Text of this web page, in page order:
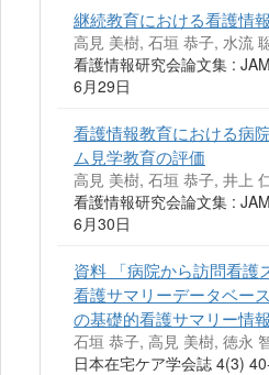
継続教育における看護情
高見 美樹, 石垣 恭子, 水流
看護情報研究会論文集 :
6月29日
看護情報教育における病
ム見学教育の評価
高見 美樹, 石垣 恭子, 井上
看護情報研究会論文集 :
6月30日
資料 「病院から訪問看護
看護サマリーデータベー
の基礎的看護サマリー情
石垣 恭子, 高見 美樹, 徳永
日本在宅ケア学会誌 4(3)